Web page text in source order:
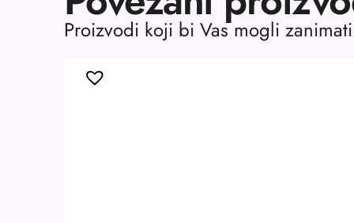
Proizvodi koji bi Vas mogli